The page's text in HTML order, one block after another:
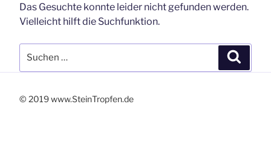
Das Gesuchte konnte leider nicht gefunden werden.
Vielleicht hilft die Suchfunktion.
nach:
© 2019 www.SteinTropfen.de